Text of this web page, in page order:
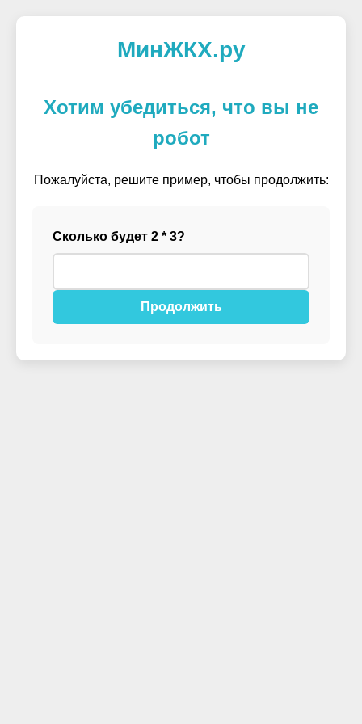
МинЖКХ.ру
Хотим убедиться, что вы не
робот
Пожалуйста, решите пример, чтобы продолжить:
Сколько будет 2 * 3?
Продолжить